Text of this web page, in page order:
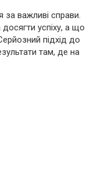
за важливі справи.
успіху, а що
підхід до
там, де на